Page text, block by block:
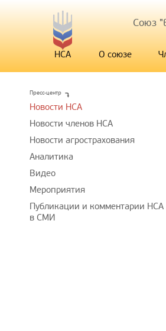
Союз
НСА О союзе
Пресс-центр
Новости НСА
Новости членов НСА
Новости агрострахования
Аналитика
Видео
Мероприятия
Публикации и комментарии НСА
в СМИ